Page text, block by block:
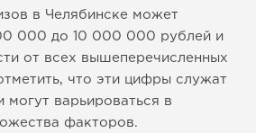
в Челябинске может
000 до 10 000 000 рублей и
от всех вышеперечисленных
что эти цифры служат
варьироваться в
факторов.